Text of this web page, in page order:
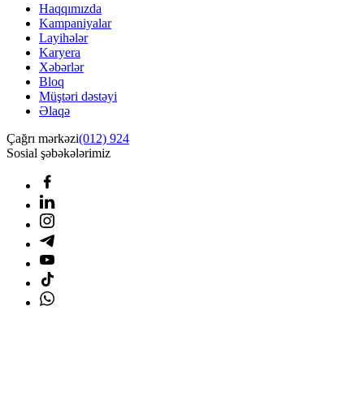
Haqqımızda
Kampaniyalar
Layihələr
Karyera
Xəbərlər
Bloq
Müştəri dəstəyi
Əlaqə
Çağrı mərkəzi(012) 924
Sosial şəbəkələrimiz